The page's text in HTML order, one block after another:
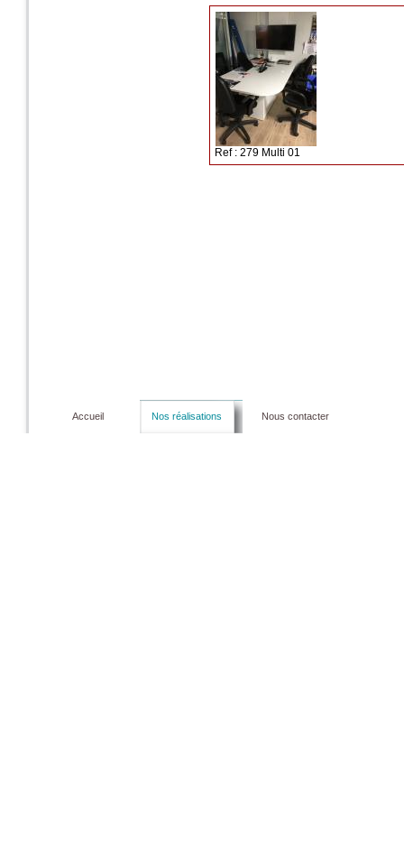
Ref : 279 Multi 01
Accueil Nos réalisations Nous contacter